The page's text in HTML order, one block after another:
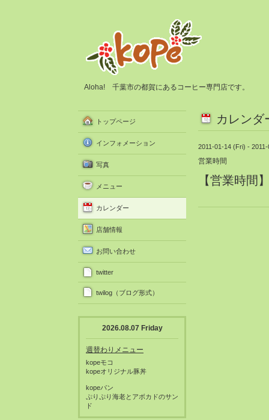
Aloha! 千葉市の都賀にあるコーヒー専門店です。
カレンダ
2011-01-14 (Fri) -
営業時間
【営業時間
トップページ
インフォメーション
写真
メニュー
カレンダー
店舗情報
お問い合わせ
twitter
twilog（ブログ形式）
2026.08.07 Friday
週替わりメニュー
kopeモコ
kopeオリジナル豚丼
kopeパン
ぷりぷり海老とアボカドのサン
ド